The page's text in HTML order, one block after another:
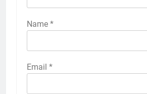
Name *
Email *